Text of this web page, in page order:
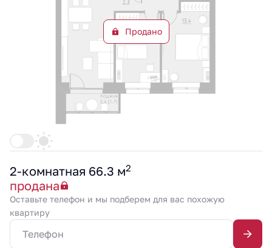
Продано
2-комнатная 66.3 м2
продана
Оставьте телефон и мы подберем для вас похожую
квартиру